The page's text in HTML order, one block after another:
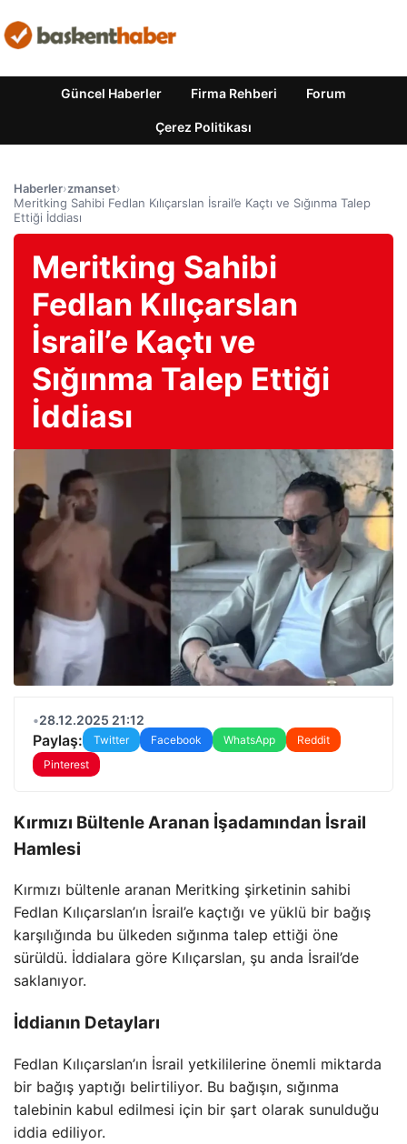
Güncel Haberler Firma Rehberi Forum
Çerez Politikası
Haberler›zmanset›
Meritking Sahibi Fedlan Kılıçarslan İsrail’e Kaçtı ve Sığınma Talep
Ettiği İddiası
Meritking Sahibi
Fedlan Kılıçarslan
İsrail’e Kaçtı ve
Sığınma Talep Ettiği
İddiası
•28.12.2025 21:12
Paylaş: Twitter Facebook WhatsApp
Reddit
Pinterest
Kırmızı Bültenle Aranan İşadamından İsrail
Hamlesi
Kırmızı bültenle aranan Meritking şirketinin sahibi
Fedlan Kılıçarslan’ın İsrail’e kaçtığı ve yüklü bir bağış
karşılığında bu ülkeden sığınma talep ettiği öne
sürüldü. İddialara göre Kılıçarslan, şu anda İsrail’de
saklanıyor.
İddianın Detayları
Fedlan Kılıçarslan’ın İsrail yetkililerine önemli miktarda
bir bağış yaptığı belirtiliyor. Bu bağışın, sığınma
talebinin kabul edilmesi için bir şart olarak sunulduğu
iddia ediliyor.